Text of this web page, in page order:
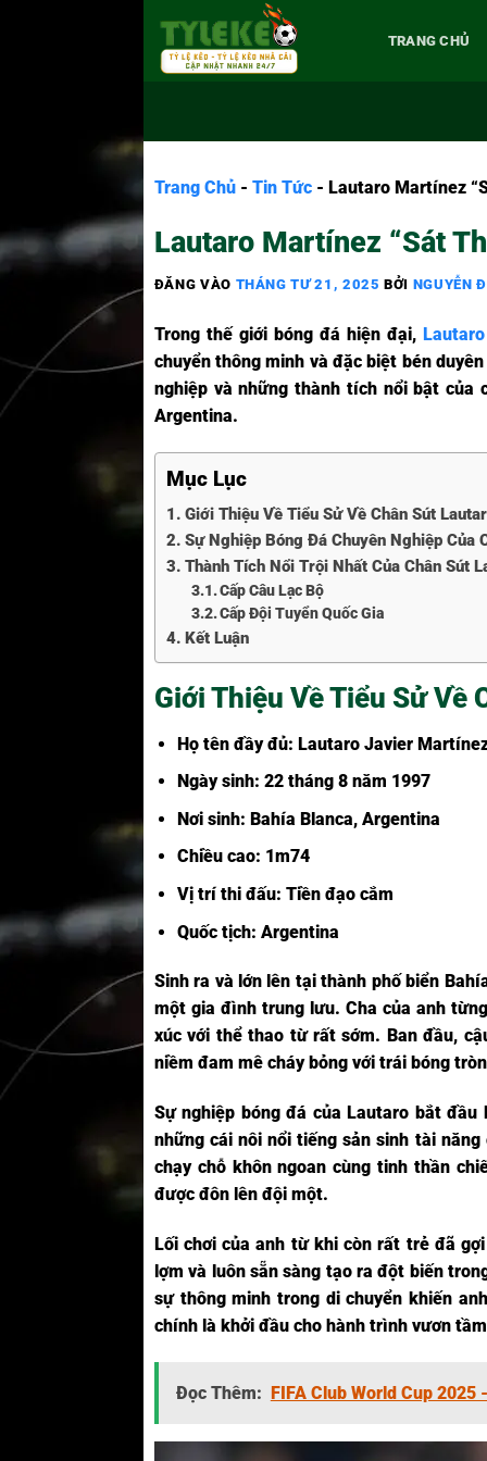
TRANG CHỦ
Trang Chủ- Tin Tức- Lautaro Martínez
Lautaro Martínez “Sát
ĐĂNG VÀO THÁNG TƯ 21, 2025 BỞI NGUYỄN
Trong thế giới bóng đá hiện đại,
chuyển thông minh và đặc biệt bén
nghiệp và những thành tích nổi bật của
Argentina.
Mục Lục
Giới Thiệu Về Tiểu Sử Về Chân Sút
Sự Nghiệp Bóng Đá Chuyên Nghiệp Của
Thành Tích Nổi Trội Nhất Của Chân Sút
Cấp Câu Lạc Bộ
Cấp Đội Tuyển Quốc Gia
Kết Luận
Giới Thiệu Về Tiểu Sử Về
Họ tên đầy đủ: Lautaro Javier
Ngày sinh: 22 tháng 8 năm 1997
Nơi sinh: Bahía Blanca, Argentina
Chiều cao: 1m74
Vị trí thi đấu: Tiền đạo cắm
Quốc tịch: Argentina
Sinh ra và lớn lên tại thành phố biển
một gia đình trung lưu. Cha của anh
xúc với thể thao từ rất sớm. Ban đầu,
niềm đam mê cháy bỏng với trái bóng
Sự nghiệp bóng đá của Lautaro bắt
những cái nôi nổi tiếng sản sinh tài
chạy chỗ khôn ngoan cùng tinh thần
được đôn lên đội một.
Lối chơi của anh từ khi còn rất trẻ đã
lợm và luôn sẵn sàng tạo ra đột biến
sự thông minh trong di chuyển khiến
chính là khởi đầu cho hành trình vươn
Đọc Thêm: FIFA Club World Cup 2025